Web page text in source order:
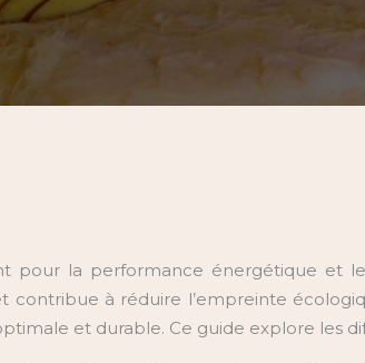
pour la performance énergétique et
à réduire l’empreinte
et durable. Ce guide explore les